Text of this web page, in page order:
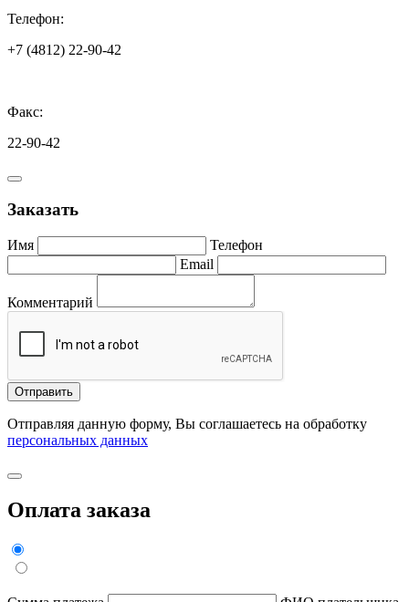
Телефон:
+7 (4812) 22-90-42
Факс:
22-90-42
Заказать
Имя
Телефон
Email
Комментарий
Отправить
Отправляя данную форму, Вы соглашаетесь на обработку
персональных данных
Оплата заказа